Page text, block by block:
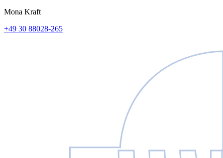
Mona Kraft
+49 30 88028-265